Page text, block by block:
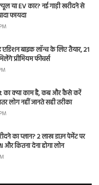
या EV कार? नई गाड़ी खरीदने से
फायदा
बाइक लॉन्च के लिए तैयार, 21
प्रीमियम फीचर्स
का क्या काम है, कब और कैसे करें
लोग नहीं जानते सही तरीका
का प्लान? 2 लाख डाउन पेमेंट पर
और कितना देना होगा लोन